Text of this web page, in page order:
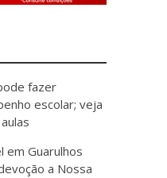
fazer
escolar; veja
em Guarulhos
a Nossa